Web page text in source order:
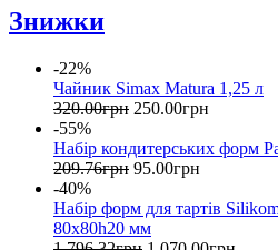
Знижки
-22%
Чайник Simax Matura 1,25 л
320.00грн 250.00грн
-55%
Набір кондитерських форм
209.76грн 95.00грн
-40%
Набір форм для тартів
80х80h20 мм